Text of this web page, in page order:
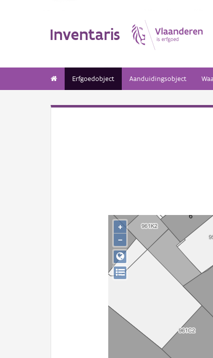
Inventaris
Erfgoedobject Aanduidingsobject
+
−